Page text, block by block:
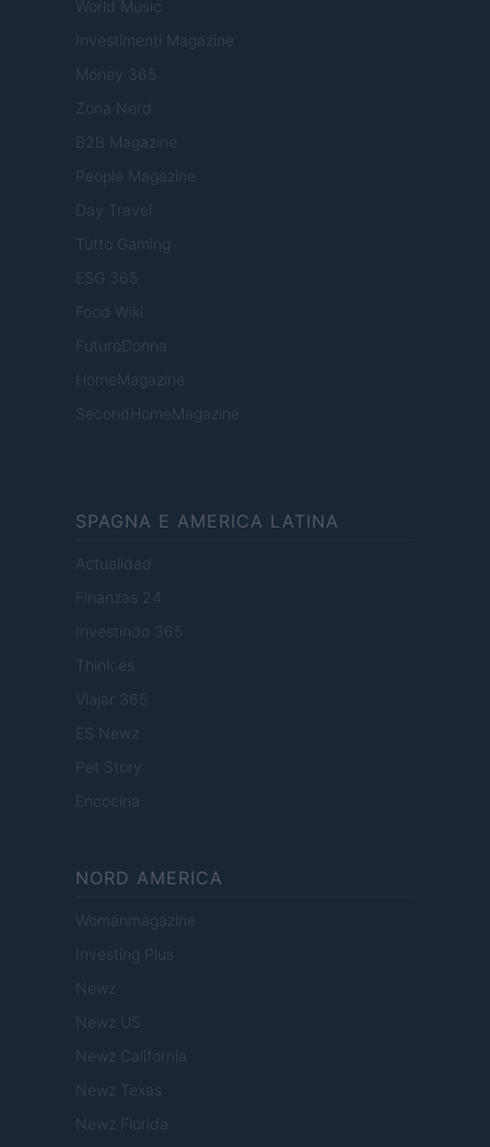
World Music
Investimenti Magazine
Money 365
Zona Nerd
B2B Magazine
People Magazine
Day Travel
Tutto Gaming
ESG 365
Food Wiki
FuturoDonna
HomeMagazine
SecondHomeMagazine
SPAGNA E AMERICA LATINA
Actualidad
Finanzas 24
Investindo 365
Think.es
Viajar 365
ES Newz
Pet Story
Encocina
NORD AMERICA
Womanmagazine
Investing Plus
Newz
Newz US
Newz California
Newz Texas
Newz Florida